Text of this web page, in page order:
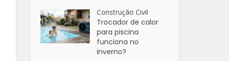
Construção Civil
Trocador de calor
para piscina
funciona no
inverno?